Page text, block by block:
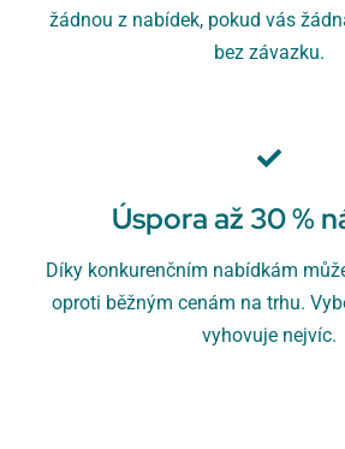
žádnou z nabídek, pokud vás
bez závazku.
Úspora až 30 %
Díky konkurenčním nabídkám
oproti běžným cenám na trhu.
vyhovuje nejvíc.